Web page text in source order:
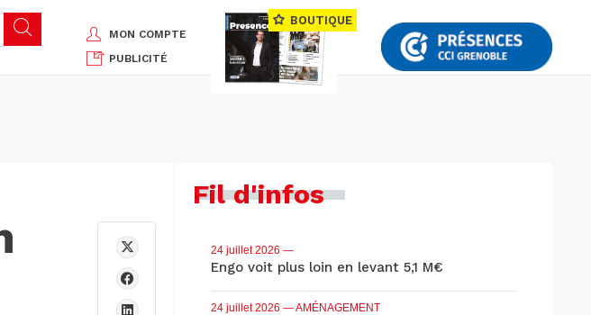
MON COMPTE
PUBLICITÉ
BOUTIQUE
Fil d'infos
24 juillet 2026 —
Engo voit plus loin en levant 5,1 M€
24 juillet 2026 — AMÉNAGEMENT